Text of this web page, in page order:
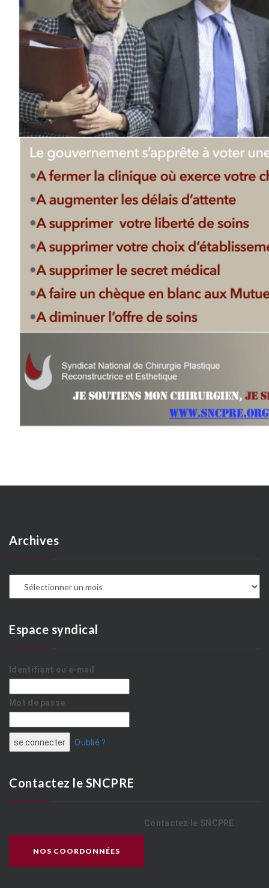
Archives
Espace syndical
Identifiant ou e-mail
Mot de passe
Oublié ?
Contactez le SNCPRE
Contactez le SNCPRE
NOS COORDONNÉES